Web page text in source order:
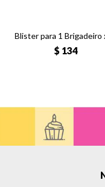
Blister para 1 Brigadeiro
$ 134